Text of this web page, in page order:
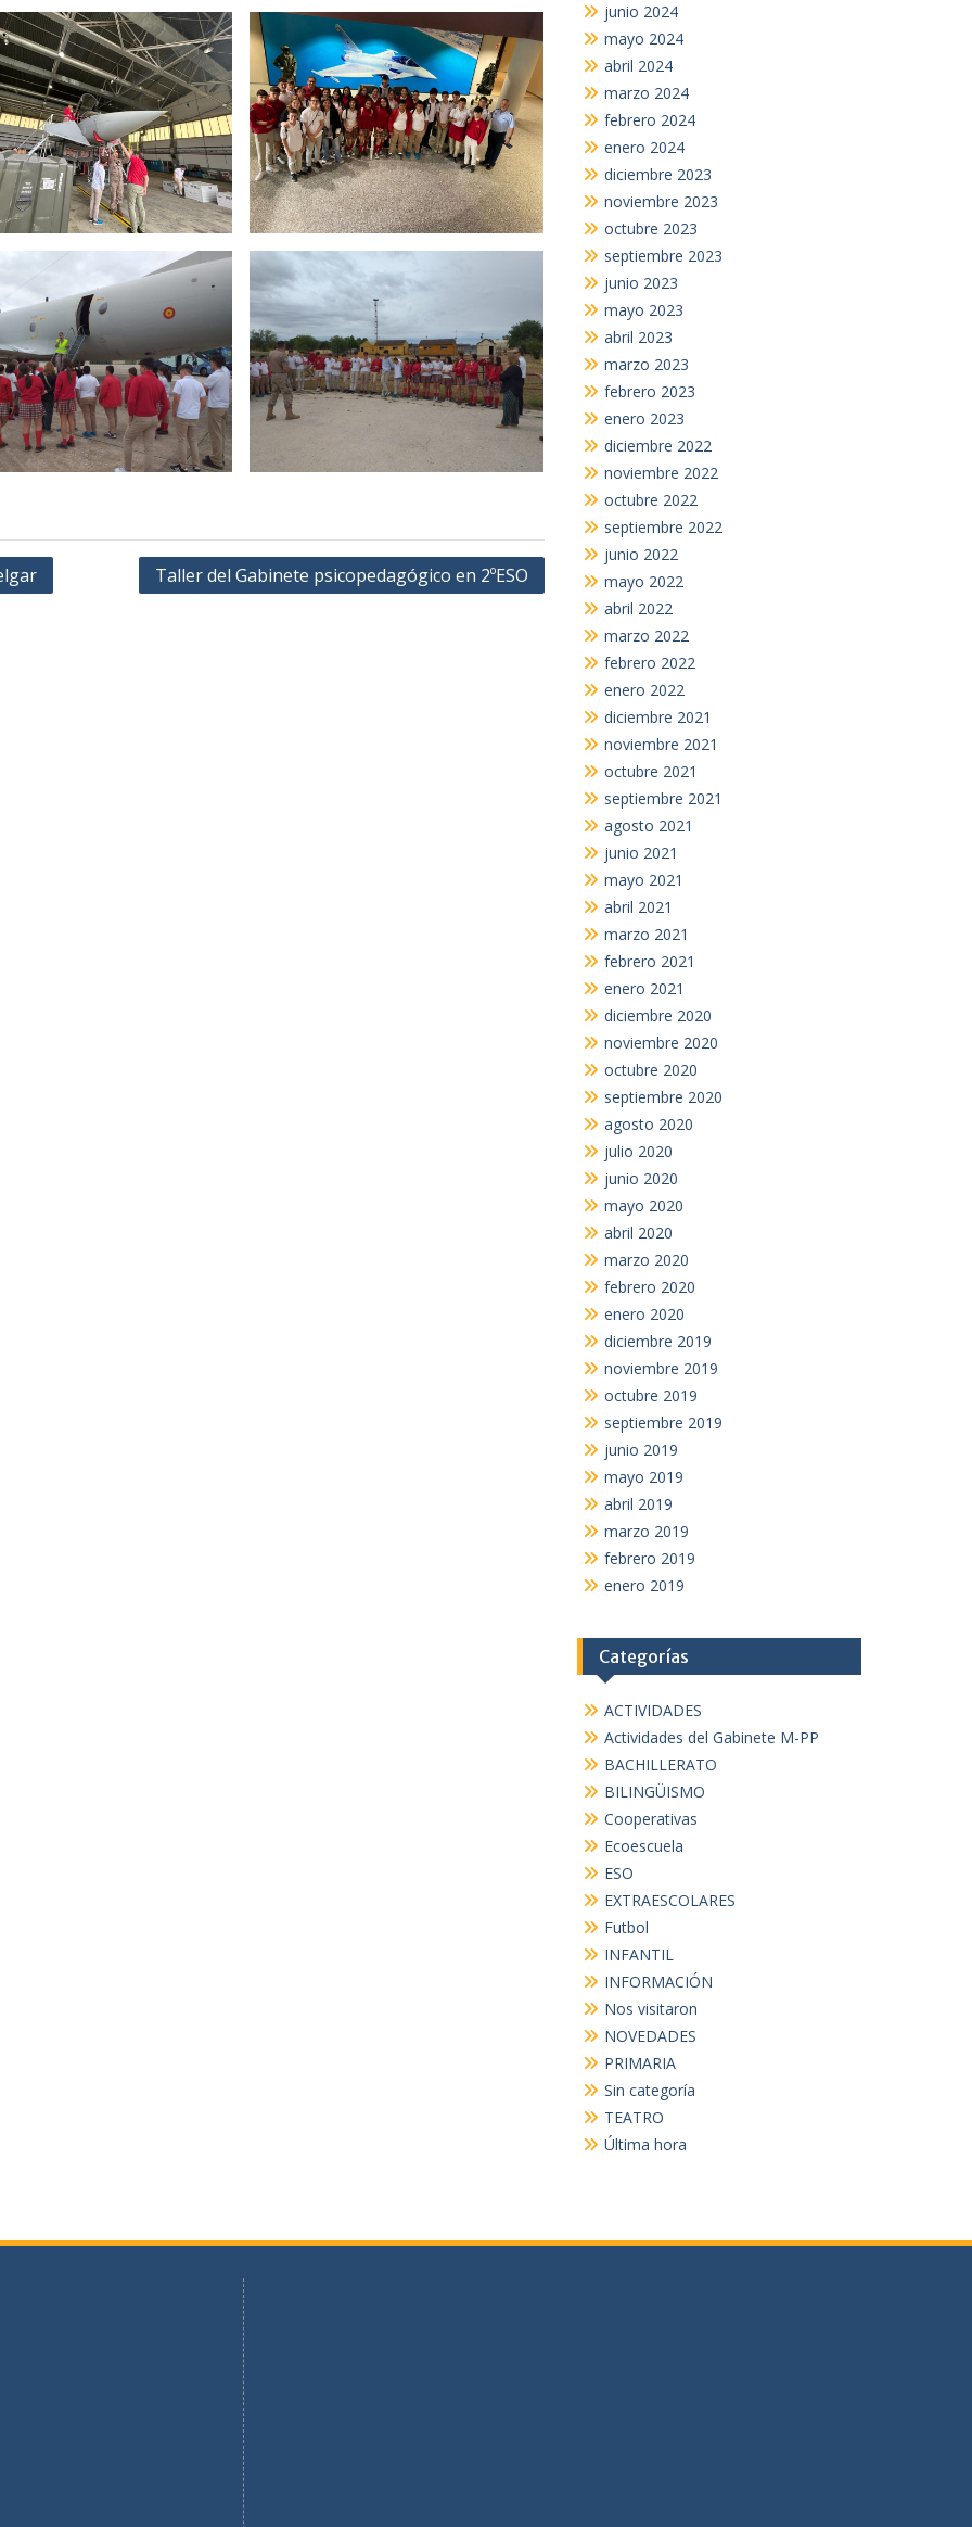
Taller del Gabinete psicopedagógico en 2ºESO
junio 2024
mayo 2024
abril 2024
marzo 2024
febrero 2024
enero 2024
diciembre 2023
noviembre 2023
octubre 2023
septiembre 2023
junio 2023
mayo 2023
abril 2023
marzo 2023
febrero 2023
enero 2023
diciembre 2022
noviembre 2022
octubre 2022
septiembre 2022
junio 2022
mayo 2022
abril 2022
marzo 2022
febrero 2022
enero 2022
diciembre 2021
noviembre 2021
octubre 2021
septiembre 2021
agosto 2021
junio 2021
mayo 2021
abril 2021
marzo 2021
febrero 2021
enero 2021
diciembre 2020
noviembre 2020
octubre 2020
septiembre 2020
agosto 2020
julio 2020
junio 2020
mayo 2020
abril 2020
marzo 2020
febrero 2020
enero 2020
diciembre 2019
noviembre 2019
octubre 2019
septiembre 2019
junio 2019
mayo 2019
abril 2019
marzo 2019
febrero 2019
enero 2019
Categorías
ACTIVIDADES
Actividades del Gabinete M-PP
BACHILLERATO
BILINGÜISMO
Cooperativas
Ecoescuela
ESO
EXTRAESCOLARES
Futbol
INFANTIL
INFORMACIÓN
Nos visitaron
NOVEDADES
PRIMARIA
Sin categoría
TEATRO
Última hora